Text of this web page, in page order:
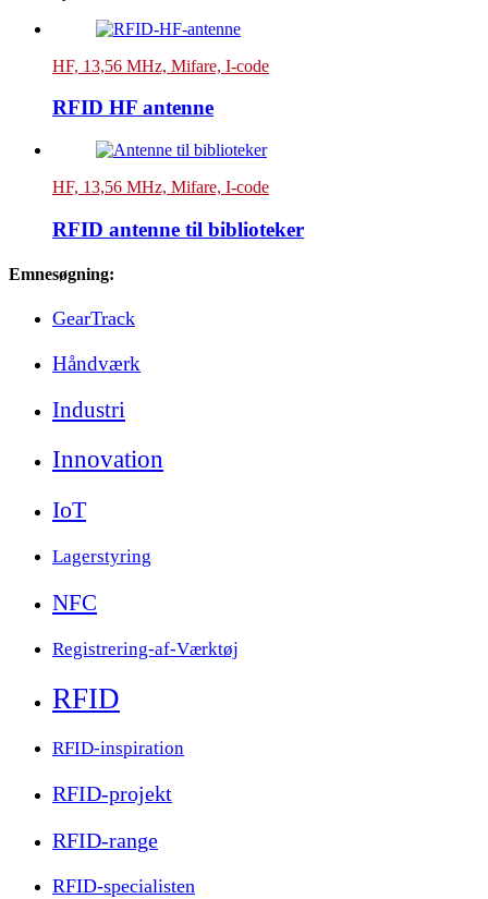
HF, 13,56 MHz, Mifare, I-code
RFID HF antenne
HF, 13,56 MHz, Mifare, I-code
RFID antenne til biblioteker
Emnesøgning:
GearTrack
Håndværk
Industri
Innovation
IoT
Lagerstyring
NFC
Registrering-af-Værktøj
RFID
RFID-inspiration
RFID-projekt
RFID-range
RFID-specialisten